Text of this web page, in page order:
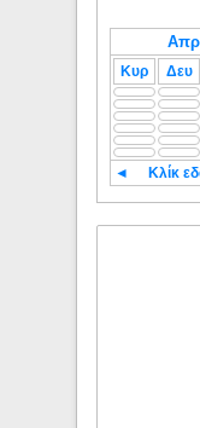
Κυρ Δευ
◄ Κλίκ